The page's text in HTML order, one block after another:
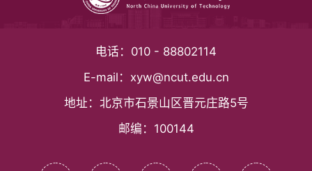
电话： 010 - 88802114
E-mail： xyw@ncut.edu.cn
地址： 北京市石景山区晋元庄路5号
邮编： 100144